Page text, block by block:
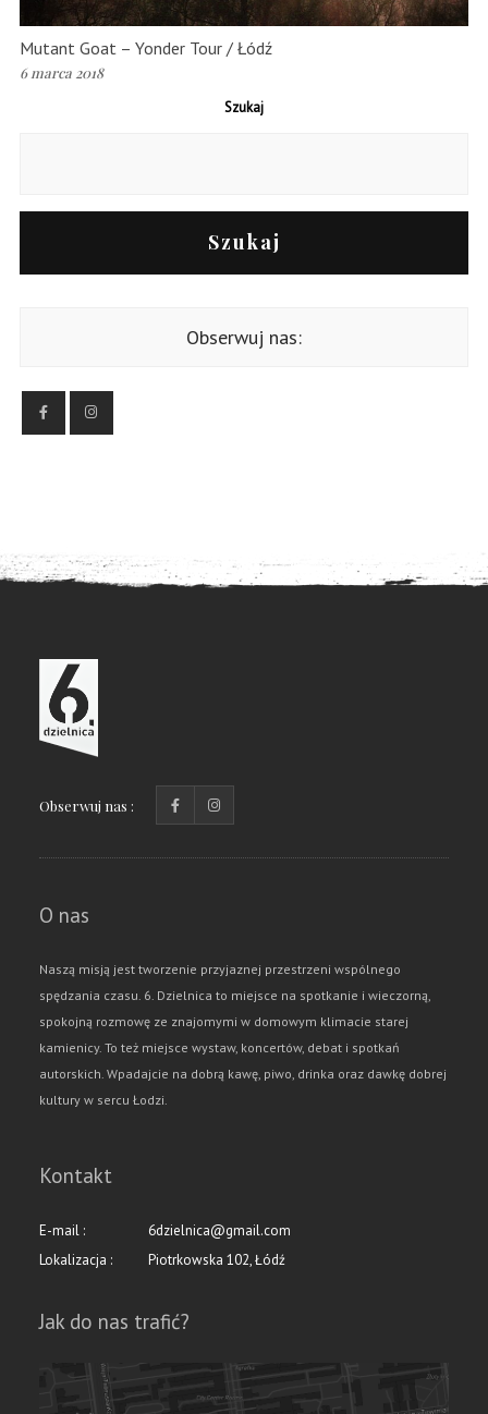
Mutant Goat – Yonder Tour / Łódź
6 marca 2018
Szukaj
Szukaj
Obserwuj nas:
Obserwuj nas :
O nas
Naszą misją jest tworzenie przyjaznej przestrzeni wspólnego
spędzania czasu. 6. Dzielnica to miejsce na spotkanie i wieczorną,
spokojną rozmowę ze znajomymi w domowym klimacie starej
kamienicy. To też miejsce wystaw, koncertów, debat i spotkań
autorskich. Wpadajcie na dobrą kawę, piwo, drinka oraz dawkę dobrej
kultury w sercu Łodzi.
Kontakt
E-mail :
6dzielnica@gmail.com
Lokalizacja :
Piotrkowska 102, Łódź
Jak do nas trafić?